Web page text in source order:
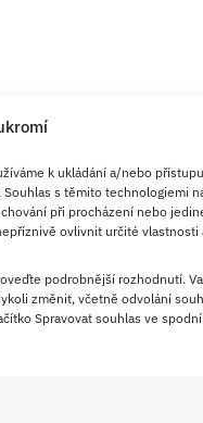
k ukládání a/nebo
s těmito technologiemi
při procházení nebo
ovlivnit určité vlastnosti
podrobnější rozhodnutí.
změnit, včetně odvolání
Spravovat souhlas ve
do
plecko za
Část masa jde na